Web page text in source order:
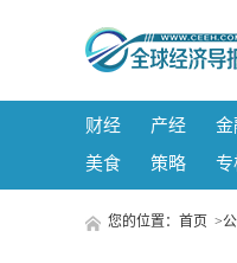
财经 产经 金
美食
策略 专
您的位置： 首页 >